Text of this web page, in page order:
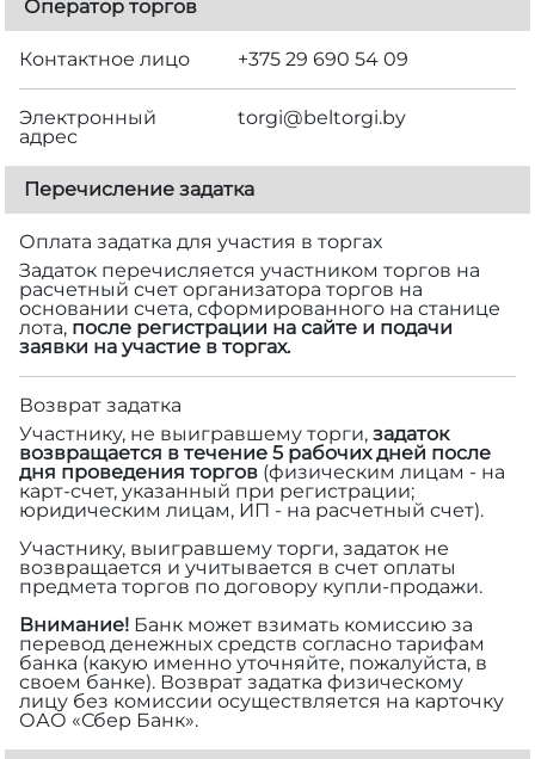
Оператор торгов
Контактное лицо +375 29 690 54 09
Электронный
адрес
torgi@beltorgi.by
Перечисление задатка
Оплата задатка для участия в торгах
Задаток перечисляется участником торгов на
расчетный счет организатора торгов на
основании счета, сформированного на станице
лота, после регистрации на сайте и подачи
заявки на участие в торгах.
Возврат задатка
Участнику, не выигравшему торги, задаток
возвращается в течение 5 рабочих дней после
дня проведения торгов (физическим лицам - на
карт-счет, указанный при регистрации;
юридическим лицам, ИП - на расчетный счет).
Участнику, выигравшему торги, задаток не
возвращается и учитывается в счет оплаты
предмета торгов по договору купли-продажи.
Внимание! Банк может взимать комиссию за
перевод денежных средств согласно тарифам
банка (какую именно уточняйте, пожалуйста, в
своем банке). Возврат задатка физическому
лицу без комиссии осуществляется на карточку
ОАО «Сбер Банк».